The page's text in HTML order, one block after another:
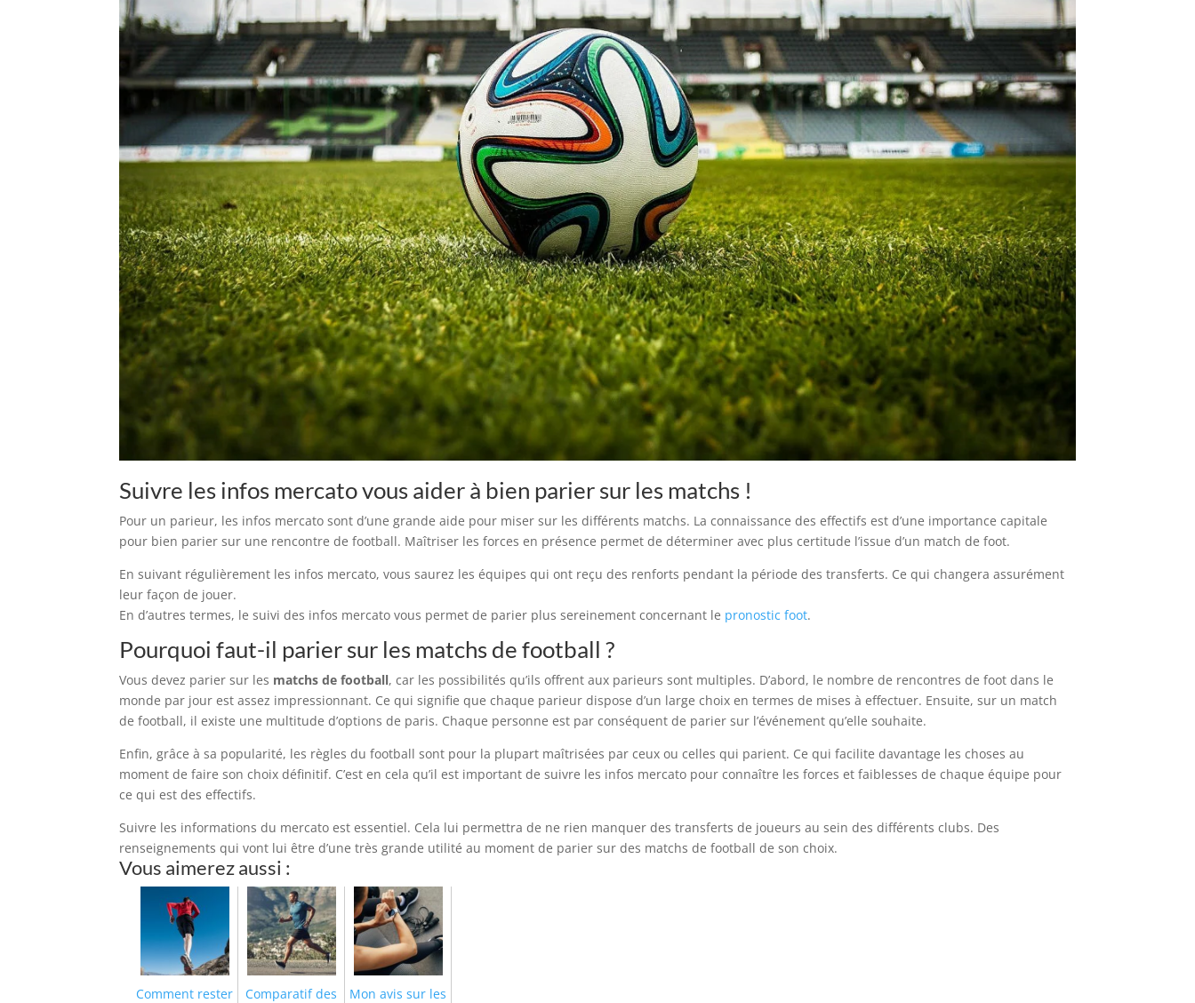
Suivre les infos mercato vous aider à bien parier sur les matchs !
Pour un parieur, les infos mercato sont d’une grande aide pour miser sur les différents matchs. La connaissance des effectifs est d’une importance capitale
pour bien parier sur une rencontre de football. Maîtriser les forces en présence permet de déterminer avec plus certitude l’issue d’un match de foot.
En suivant régulièrement les infos mercato, vous saurez les équipes qui ont reçu des renforts pendant la période des transferts. Ce qui changera assurément
leur façon de jouer.
En d’autres termes, le suivi des infos mercato vous permet de parier plus sereinement concernant le pronostic foot.
Pourquoi faut-il parier sur les matchs de football ?
Vous devez parier sur les matchs de football, car les possibilités qu’ils offrent aux parieurs sont multiples. D’abord, le nombre de rencontres de foot dans le
monde par jour est assez impressionnant. Ce qui signifie que chaque parieur dispose d’un large choix en termes de mises à effectuer. Ensuite, sur un match
de football, il existe une multitude d’options de paris. Chaque personne est par conséquent de parier sur l’événement qu’elle souhaite.
Enfin, grâce à sa popularité, les règles du football sont pour la plupart maîtrisées par ceux ou celles qui parient. Ce qui facilite davantage les choses au
moment de faire son choix définitif. C’est en cela qu’il est important de suivre les infos mercato pour connaître les forces et faiblesses de chaque équipe pour
ce qui est des effectifs.
Suivre les informations du mercato est essentiel. Cela lui permettra de ne rien manquer des transferts de joueurs au sein des différents clubs. Des
renseignements qui vont lui être d’une très grande utilité au moment de parier sur des matchs de football de son choix.
Vous aimerez aussi :
Comment rester
Comparatif des
Mon avis sur les